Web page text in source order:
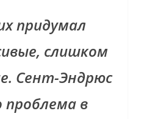
придумал
слишком
Сент-Эндрюс
проблема в